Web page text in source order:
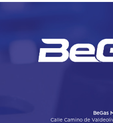
BeGas
Calle Camino de